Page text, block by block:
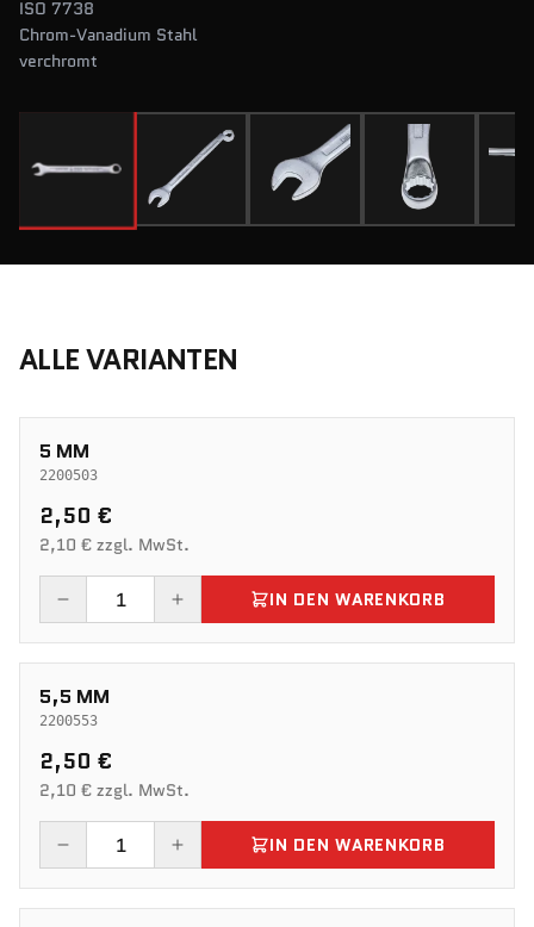
ISO 7738
Chrom-Vanadium Stahl
verchromt
ALLE VARIANTEN
5 MM
2200503
2,50 €
2,10 € zzgl. MwSt.
IN DEN WARENKORB
5,5 MM
2200553
2,50 €
2,10 € zzgl. MwSt.
IN DEN WARENKORB